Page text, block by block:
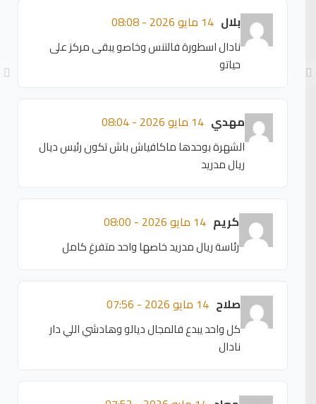
بلال 14 مايو 2026 - 08:08
نادال اسطورة فالتنس وخاصو يبقى مركز على
حياتو
مهدي 14 مايو 2026 - 08:04
الشهرة بوحدها ماكافياش باش تكون رئيس ديال
ريال مدريد
كريم 14 مايو 2026 - 08:00
رئاسة ريال مدريد خاصها واحد متفرغ كامل
صلاح 14 مايو 2026 - 07:56
كل واحد يبدع فالمجال ديالو وهادشي اللي دار
نادال